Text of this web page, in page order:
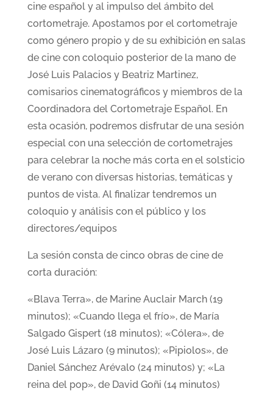
cine español y al impulso del ámbito del
cortometraje. Apostamos por el cortometraje
como género propio y de su exhibición en salas
de cine con coloquio posterior de la mano de
José Luis Palacios y Beatriz Martinez,
comisarios cinematográficos y miembros de la
Coordinadora del Cortometraje Español. En
esta ocasión, podremos disfrutar de una sesión
especial con una selección de cortometrajes
para celebrar la noche más corta en el solsticio
de verano con diversas historias, temáticas y
puntos de vista. Al finalizar tendremos un
coloquio y análisis con el público y los
directores/equipos
La sesión consta de cinco obras de cine de
corta duración:
«Blava Terra», de Marine Auclair March (19
minutos); «Cuando llega el frío», de María
Salgado Gispert (18 minutos); «Cólera», de
José Luis Lázaro (9 minutos); «Pipiolos», de
Daniel Sánchez Arévalo (24 minutos) y; «La
reina del pop», de David Goñi (14 minutos)